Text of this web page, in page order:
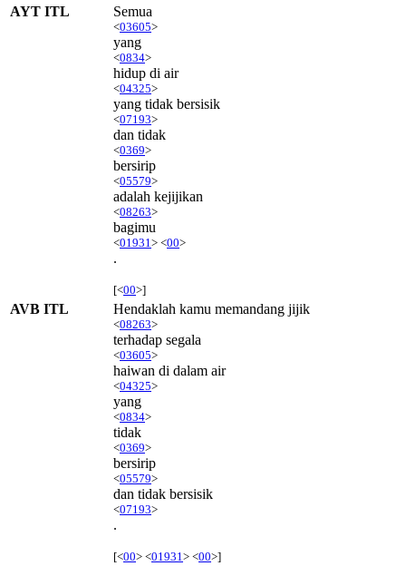
AYT ITL
Semua
<03605>
yang
<0834>
hidup di air
<04325>
yang tidak bersisik
<07193>
dan tidak
<0369>
bersirip
<05579>
adalah kejijikan
<08263>
bagimu
<01931 > <00>
.
[<00>]
AVB ITL Hendaklah kamu memandang jijik
<08263>
terhadap segala
<03605>
haiwan di dalam air
<04325>
yang
<0834>
tidak
<0369>
bersirip
<05579>
dan tidak bersisik
<07193>
.
[<00> <01931 > <00>]